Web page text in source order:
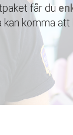
får du
komma att